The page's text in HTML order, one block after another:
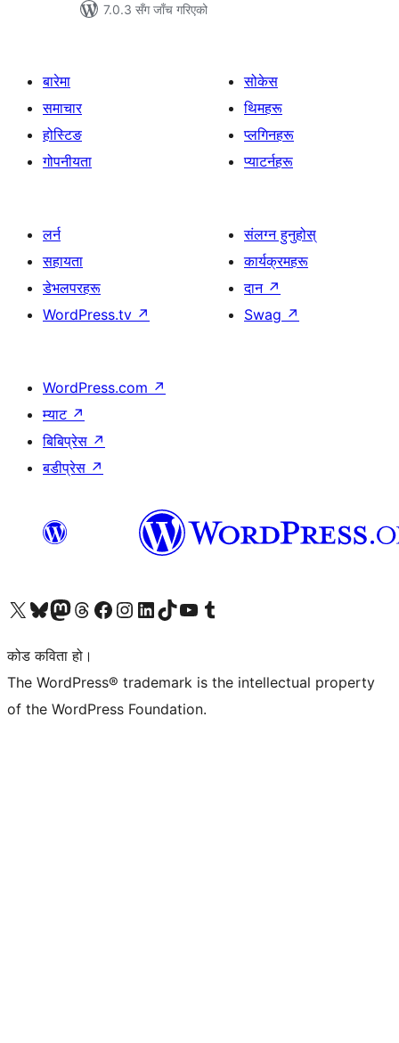
7.0.3 सँग जाँच गरिएको
बारेमा
समाचार
होस्टिङ
गोपनीयता
सोकेस
थिमहरू
प्लगिनहरू
प्याटर्नहरू
लर्न
सहायता
डेभलपरहरू
WordPress.tv ↗
संलग्न हुनुहोस्
कार्यक्रमहरू
दान ↗
Swag ↗
WordPress.com ↗
म्याट ↗
बिबिप्रेस ↗
बडीप्रेस ↗
हाम्रो X (पहिले ट्विटर) खातामा जानुहोस्
हाम्रो Bluesky खाता भ्रमण गर्नुहोस्
हाम्रो म्यास्टोडन खाता भ्रमण गर्नुहोस्
हाम्रो थ्रेड्स खातामा जानुहोस्
हाम्रो फेसबुक पेजमा जानुहोस्
हाम्रो इन्स्टाग्राम खातामा जानुहोस्
हाम्रो लिङ्क्डइन खातामा जानुहोस्
हाम्रो TikTok खाता भ्रमण गर्नुहोस्
हाम्रो युट्युब च्यानलमा जानुहोस्
हाम्रो टम्बलर खाता भ्रमण गर्नुहोस्
कोड कविता हो।
The WordPress® trademark is the intellectual property
of the WordPress Foundation.